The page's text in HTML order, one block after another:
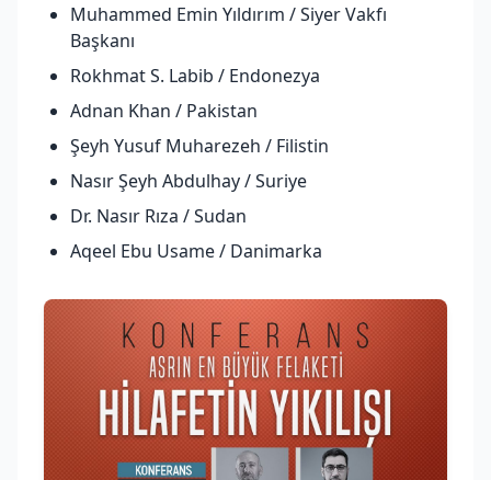
Muhammed Emin Yıldırım / Siyer Vakfı
Başkanı
Rokhmat S. Labib / Endonezya
Adnan Khan / Pakistan
Şeyh Yusuf Muharezeh / Filistin
Nasır Şeyh Abdulhay / Suriye
Dr. Nasır Rıza / Sudan
Aqeel Ebu Usame / Danimarka